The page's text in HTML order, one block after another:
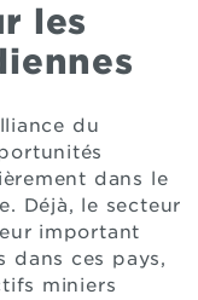
les
du
dans le
Déjà, le secteur
important
dans ces pays,
miniers